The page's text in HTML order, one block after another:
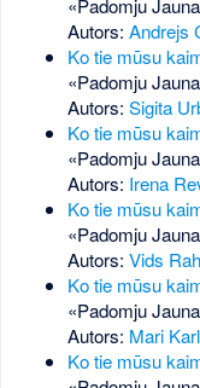
Autors: Andrejs
Ko tie mūsu
«Padomju
Autors: Sigita
Ko tie mūsu
«Padomju
Autors: Irena
Ko tie mūsu
«Padomju
Autors: Vids
Ko tie mūsu
«Padomju
Autors: Mari
Ko tie mūsu